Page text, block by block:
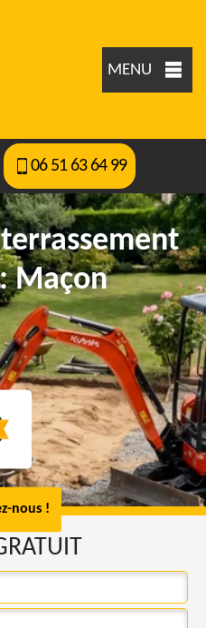
MENU
06 51 63 64 99
Maçon
nous !